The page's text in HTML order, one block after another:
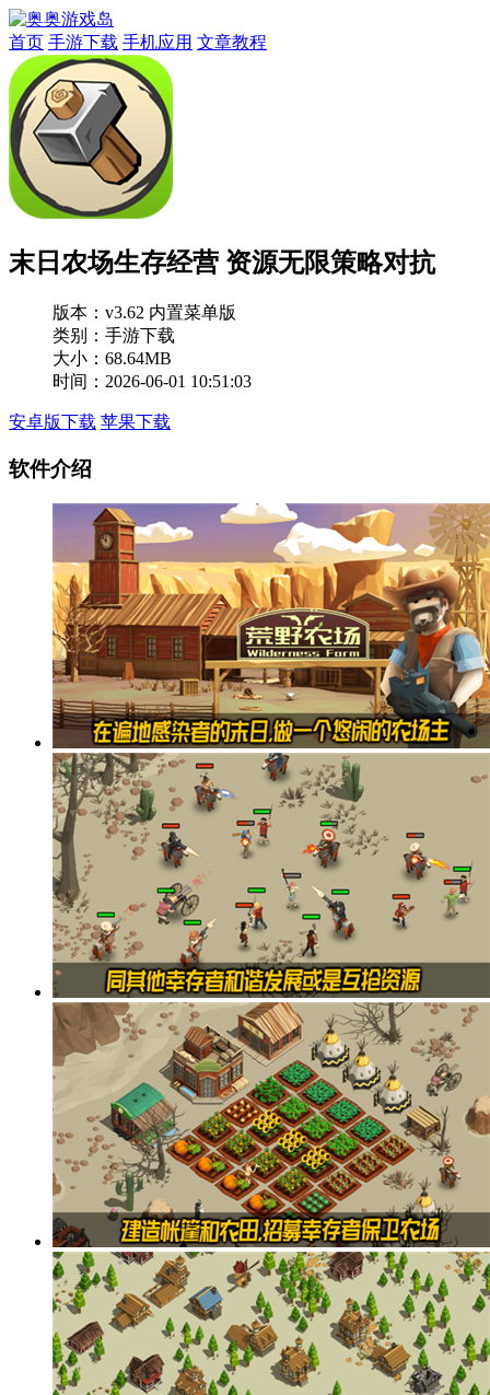
首页 手游下载 手机应用 文章教程
末日农场生存经营 资源无限策略对抗
版本： v3.62 内置菜单版
类别：手游下载
大小：68.64MB
时间：2026-06-01 10:51:03
安卓版下载 苹果下载
软件介绍